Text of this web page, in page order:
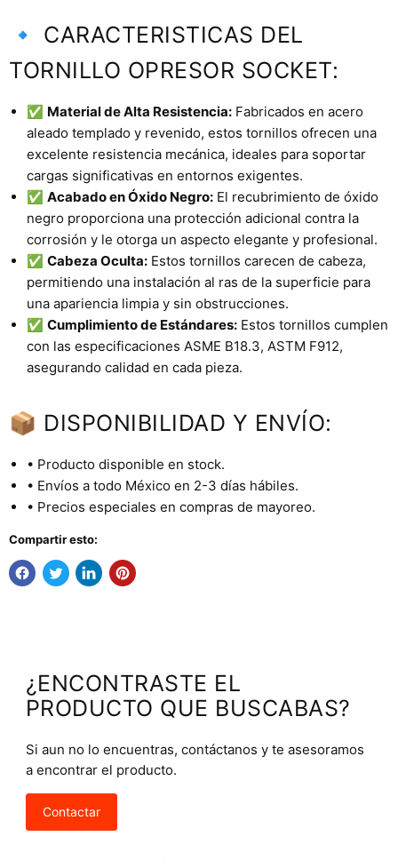
🔹 CARACTERISTICAS DEL
TORNILLO OPRESOR SOCKET:
✅ Material de Alta Resistencia: Fabricados en acero
aleado templado y revenido, estos tornillos ofrecen una
excelente resistencia mecánica, ideales para soportar
cargas significativas en entornos exigentes.
✅ Acabado en Óxido Negro: El recubrimiento de óxido
negro proporciona una protección adicional contra la
corrosión y le otorga un aspecto elegante y profesional.
✅ Cabeza Oculta: Estos tornillos carecen de cabeza,
permitiendo una instalación al ras de la superficie para
una apariencia limpia y sin obstrucciones.
✅ Cumplimiento de Estándares: Estos tornillos cumplen
con las especificaciones ASME B18.3, ASTM F912,
asegurando calidad en cada pieza.
📦 DISPONIBILIDAD Y ENVÍO:
• Producto disponible en stock.
• Envíos a todo México en 2-3 días hábiles.
• Precios especiales en compras de mayoreo.
Compartir esto:
¿ENCONTRASTE EL
PRODUCTO QUE BUSCABAS?
Si aun no lo encuentras, contáctanos y te asesoramos
a encontrar el producto.
Contactar